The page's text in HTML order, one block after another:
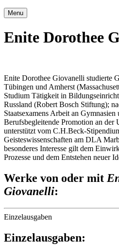
Menu
Enite Dorothee
Enite Dorothee Giovanelli studierte
Tübingen und Amherst
Studium Tätigkeit in
Russland (Robert Bosch Stiftung);
Staatsexamens Arbeit an Gymnasien
Berufsbegleitende Promotion an der
unterstützt vom C.H.Beck-
Geisteswissenschaften am DLA
besonderes Interesse gilt dem
Prozesse und dem Entstehen neuer
Werke von oder mit
Giovanelli:
Einzelausgaben
Einzelausgaben: